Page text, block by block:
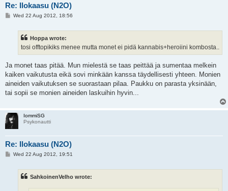
Re: Ilokaasu (N2O)
PWed 22 Aug 2012, 18:56
Hoppa wrote:
tosi offtopikiks menee mutta monet ei pidä kannabis+heroiini kombosta..
Ja monet taas pitää. Mun mielestä se taas peittää ja sumentaa melkein
kaiken vaikutusta eikä sovi minkään kanssa täydellisesti yhteen. Monien
aineiden vaikutuksen se suorastaan pilaa. Paukku on parasta yksinään,
tai sopii se monien aineiden laskuihin hyvin...
IommiSG
Psykonautti
Re: Ilokaasu (N2O)
PWed 22 Aug 2012, 19:51
SahkoinenVelho wrote: